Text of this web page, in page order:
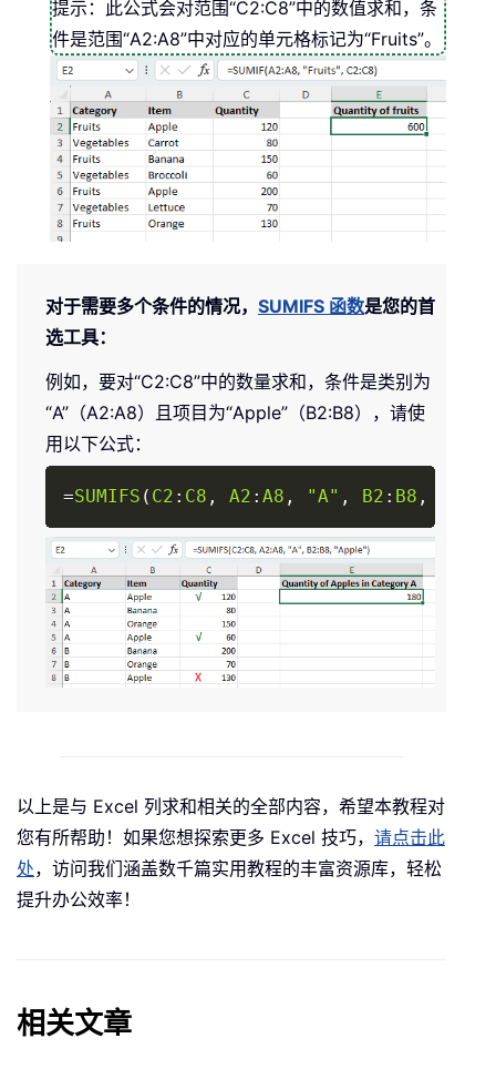
提示：此公式会对范围“C2:C8”中的数值求和，条
件是范围“A2:A8”中对应的单元格标记为“Fruits”。
对于需要多个条件的情况， SUMIFS 函数是您的首
选工具：
例如，要对“C2:C8”中的数量求和，条件是类别为
“A”（A2:A8）且项目为“Apple”（B2:B8），请使
用以下公式：
=SUMIFS ( C2 : C8 , A2 : A8 , "A" , B2 : B8 ,
Copy
以上是与 Excel 列求和相关的全部内容，希望本教程对
您有所帮助！如果您想探索更多 Excel 技巧， 请点击此
处，访问我们涵盖数千篇实用教程的丰富资源库，轻松
提升办公效率！
相关文章